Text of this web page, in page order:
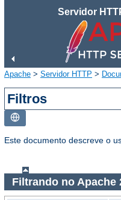
Servidor
Apache > Servidor HTTP >
Filtros
Este documento descreve o
Filtrando no Apache